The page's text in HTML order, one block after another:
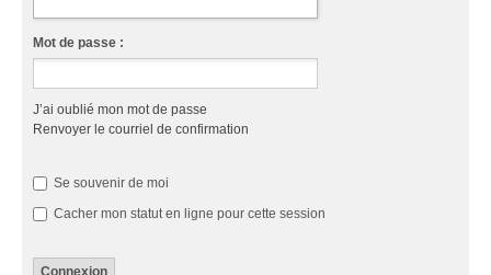
Mot de passe :
J’ai oublié mon mot de passe
Renvoyer le courriel de confirmation
Se souvenir de moi
Cacher mon statut en ligne pour cette session